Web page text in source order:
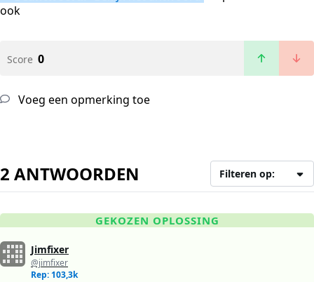
ook
Score 0
Voeg een opmerking toe
2 ANTWOORDEN Filteren op:
GEKOZEN OPLOSSING
Jimfixer
@jimfixer
Rep: 103,3k